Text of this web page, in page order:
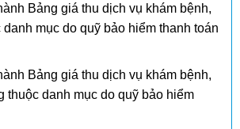
Bảng giá thu dịch vụ khám bệnh,
mục do quỹ bảo hiểm thanh toán
Bảng giá thu dịch vụ khám bệnh,
thuộc danh mục do quỹ bảo hiểm